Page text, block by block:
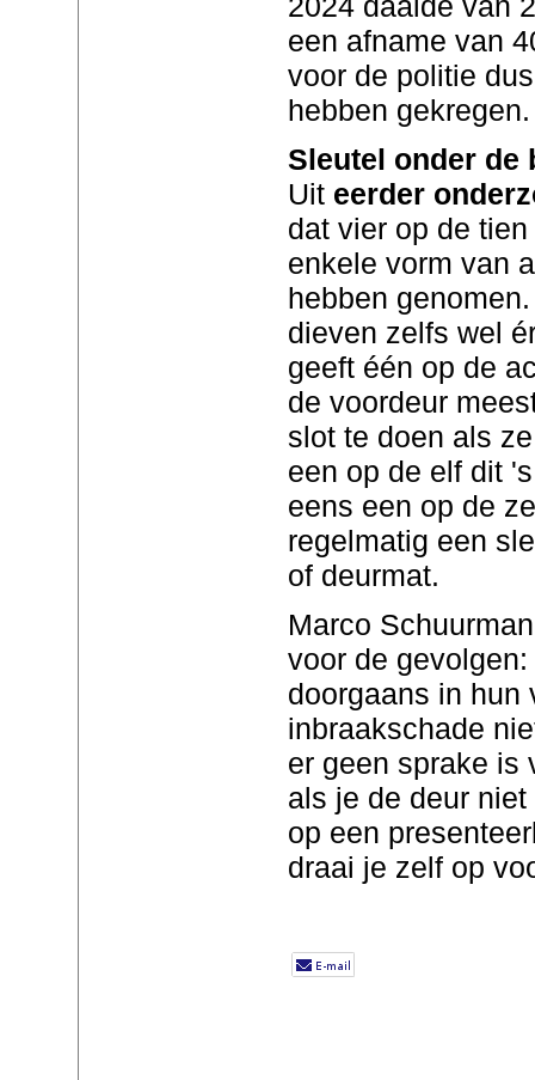
een afname van
voor de politie
hebben gekregen.
Sleutel onder de
Uit eerder
dat vier op de
enkele vorm van
hebben
dieven zelfs wel
geeft één op de
de voordeur
slot te doen als
een op de elf dit
eens een op de
regelmatig een
of deurmat.
Marco
voor de gevolgen:
doorgaans in hun
inbraakschade
er geen sprake is
als je de deur
op een
draai je zelf op